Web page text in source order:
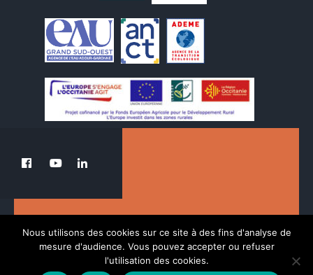
Le PETR au service de la transition du Pays
des Nestes.
Nous utilisons des cookies sur ce site à des fins d'analyse de
mesure d'audience. Vous pouvez accepter ou refuser
l'utilisation des cookies.